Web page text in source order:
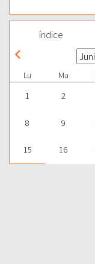
índice
Lu Ma
1
2
8 9
15 16